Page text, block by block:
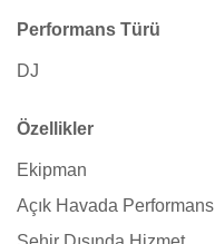
Performans Türü
DJ
Özellikler
Ekipman
Açık Havada Performans